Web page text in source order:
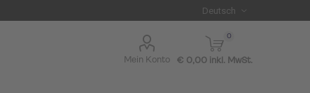
Mein Konto
0
€ 0,00 inkl. MwSt.